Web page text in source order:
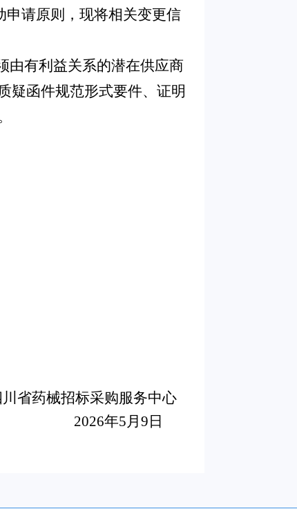
申请原则，现将相关变更信
由有利益关系的潜在供应商
疑函件规范形式要件、证明
川省药械招标采购服务中心
2026年5月9日